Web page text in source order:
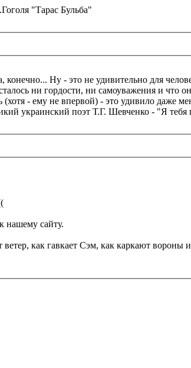
"Тарас Бульба"
Ну - это не удивительно для
ни гордости, ни самоуважения и что он
- ему не впервой) - это удивило даже
украинский поэт Т.Г. Шевченко - "Я
нашему сайту.
как гавкает Сэм, как каркают вороны